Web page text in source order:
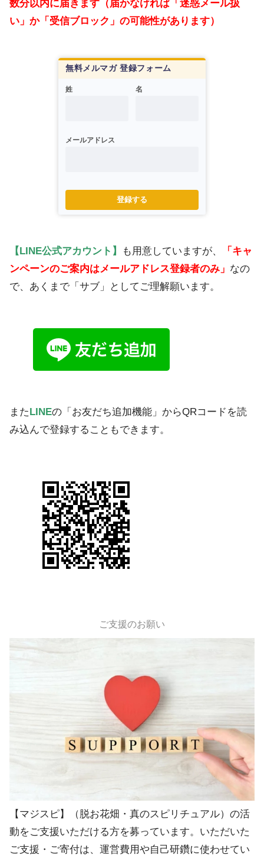
数分以内に届きます（届かなければ「迷惑メール扱
い」か「受信ブロック」の可能性があります）
無料メルマガ 登録フォーム
姓 名
メールアドレス
登録する
【LINE公式アカウント】 も用意していますが、
「キャ
ンペーンのご案内はメールアドレス登録者のみ」 なの
で、あくまで「サブ」としてご理解願います。
また LINEの「お友だち追加機能」からQRコードを読
み込んで登録することもできます。
ご支援のお願い
【マジスピ】（脱お花畑・真のスピリチュアル）の活
動をご支援いただける方を募っています。いただいた
ご支援・ご寄付は、運営費用や自己研鑽に使わせてい